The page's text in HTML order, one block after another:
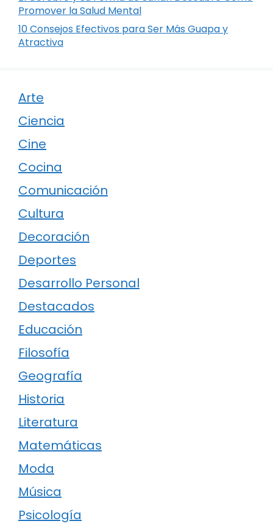
Promover la Salud Mental
10 Consejos Efectivos para Ser Más Guapa y
Atractiva
Arte
Ciencia
Cine
Cocina
Comunicación
Cultura
Decoración
Deportes
Desarrollo Personal
Destacados
Educación
Filosofía
Geografía
Historia
Literatura
Matemáticas
Moda
Música
Psicología